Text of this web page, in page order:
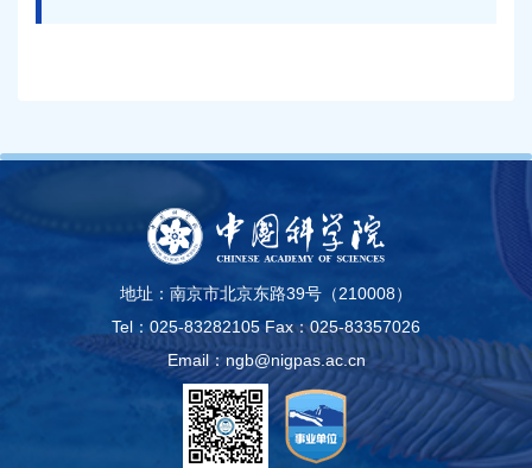
地址：南京市北京东路39号（210008）
Tel：025-83282105 Fax：025-83357026
Email：ngb@nigpas.ac.cn